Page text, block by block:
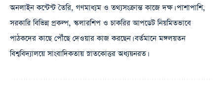
অনলাইন কন্টেন্ট তৈরি, গণমাধ্যম ও তথ্যসংক্রান্ত কাজে দক্ষ। পাশাপাশি,
সরকারি বিভিন্ন প্রকল্প, স্কলারশিপ ও চাকরির আপডেট নিয়মিতভাবে
পাঠকদের কাছে পৌঁছে দেওয়ার কাজ করছেন। বর্তমানে মঙ্গলয়তন
বিশ্ববিদ্যালয়ে সাংবাদিকতায় স্নাতকোত্তর অধ্যয়নরত।